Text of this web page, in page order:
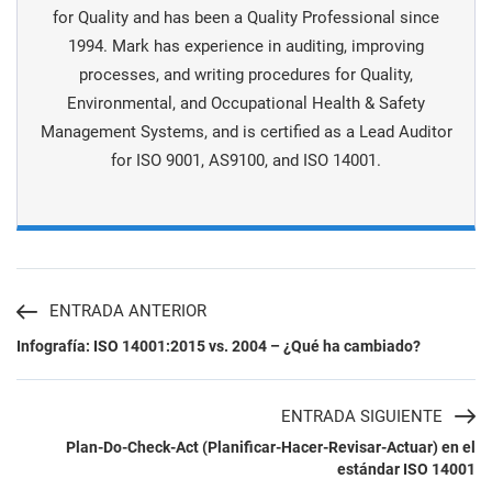
for Quality and has been a Quality Professional since
1994. Mark has experience in auditing, improving
processes, and writing procedures for Quality,
Environmental, and Occupational Health & Safety
Management Systems, and is certiﬁed as a Lead Auditor
for ISO 9001, AS9100, and ISO 14001.
ENTRADA ANTERIOR
Infografía: ISO 14001:2015 vs. 2004 – ¿Qué ha cambiado?
ENTRADA SIGUIENTE
Plan-Do-Check-Act (Planificar-Hacer-Revisar-Actuar) en el
estándar ISO 14001